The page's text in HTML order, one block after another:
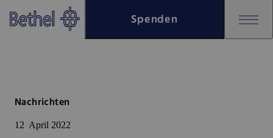
Zum Hauptinhalt springen
Zur Fußzeile springen
Spenden
Nachrichten
12 April 2022